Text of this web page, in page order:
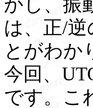
は、正/
とがわか
今回、
です。こ